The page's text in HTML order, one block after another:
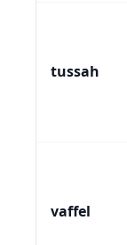
tussah
vaffel